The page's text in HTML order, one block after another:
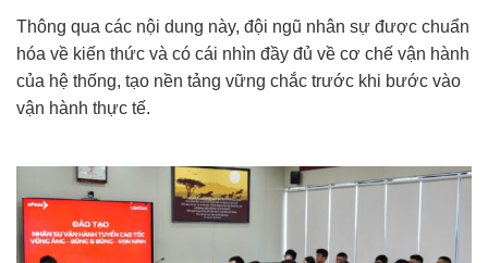
Thông qua các nội dung này, đội ngũ nhân sự được chuẩn
hóa về kiến thức và có cái nhìn đầy đủ về cơ chế vận hành
của hệ thống, tạo nền tảng vững chắc trước khi bước vào
vận hành thực tế.